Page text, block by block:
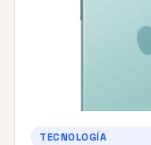
TECNOLOGÍA